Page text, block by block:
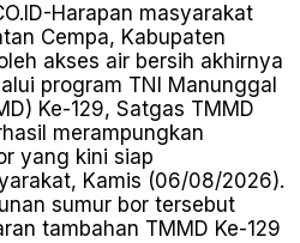
Harapan masyarakat
Cempa, Kabupaten
akses air bersih akhirnya
program TNI Manunggal
Ke-129, Satgas TMMD
merampungkan
yang kini siap
Kamis (06/08/2026).
sumur bor tersebut
tambahan TMMD Ke-129